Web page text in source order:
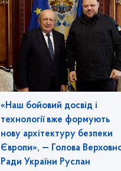
«Наш бойовий досвід і
технології вже формують
нову архітектуру безпеки
Європи», — Голова
Ради України Руслан